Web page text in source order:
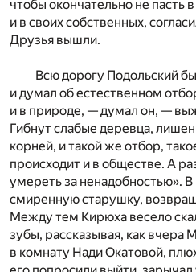
чтобы окончательно не пасть
и в своих собственных,
Друзья вышли.
Всю дорогу Подольский
и думал об естественном
и в природе, — думал он, —
Гибнут слабые деревца,
корней, и такой же отбор,
происходит и в обществе. А
умереть за ненадобностью».
смиренную старушку,
Между тем Кирюха весело
зубы, рассказывая, как вчера
в комнату Нади Окатовой,